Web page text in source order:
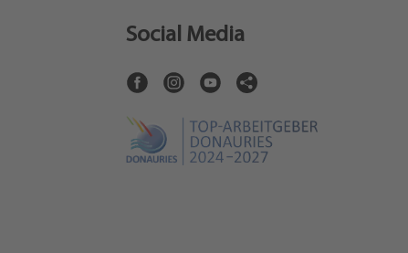
Social Media